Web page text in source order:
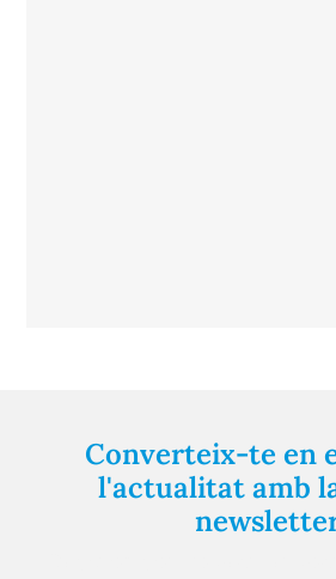
Converteix-te en
l'actualitat amb